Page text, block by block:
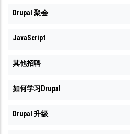
Drupal 聚会
JavaScript
其他招聘
如何学习Drupal
Drupal 升级